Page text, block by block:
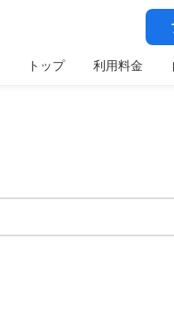
トップ 利用料金